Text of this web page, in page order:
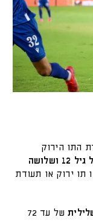
התו הירוק
כניסה מעל גיל 12 ושלושה
תו ירוק או תעודת
של עד 72